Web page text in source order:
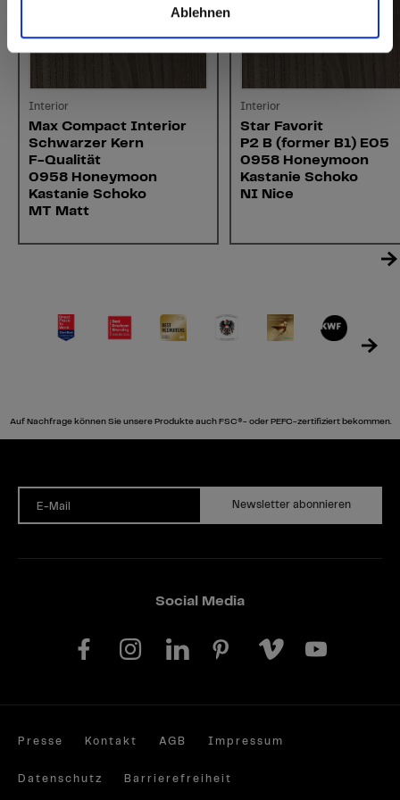
Ablehnen
Interior
Max Compact Interior
Schwarzer Kern
F-Qualität
0958 Honeymoon
Kastanie Schoko
MT Matt
Interior
Star Favorit
P2 B (former B1) E05
0958 Honeymoon
Kastanie Schoko
NI Nice
Auf Nachfrage können Sie unsere Produkte auch FSC®- oder PEFC-zertifiziert bekommen.
E-Mail Newsletter abonnieren
Social Media
Presse Kontakt AGB Impressum
Datenschutz Barrierefreiheit